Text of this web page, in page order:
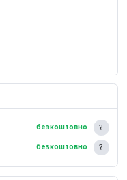
безкоштовно
безкоштовно